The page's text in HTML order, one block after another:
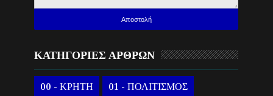
ΚΑΤΗΓΟΡΙΕΣ ΑΡΘΡΩΝ
00 - ΚΡΗΤΗ 01 - ΠΟΛΙΤΙΣΜΟΣ